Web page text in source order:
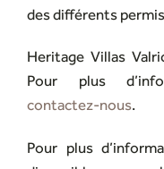
des différents
Heritage Villas
Pour plus
contactez-nous.
Pour plus